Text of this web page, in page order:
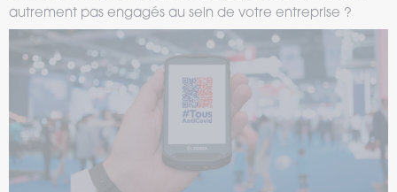
autrement pas engagés au sein de votre entreprise ?